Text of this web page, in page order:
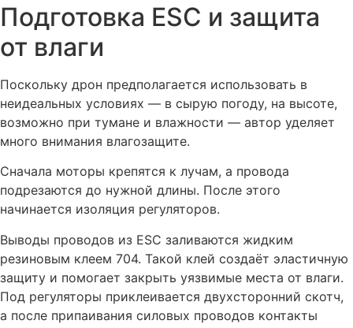
Подготовка ESC и защита
от влаги
Поскольку дрон предполагается использовать в
неидеальных условиях — в сырую погоду, на высоте,
возможно при тумане и влажности — автор уделяет
много внимания влагозащите.
Сначала моторы крепятся к лучам, а провода
подрезаются до нужной длины. После этого
начинается изоляция регуляторов.
Выводы проводов из ESC заливаются жидким
резиновым клеем 704. Такой клей создаёт эластичную
защиту и помогает закрыть уязвимые места от влаги.
Под регуляторы приклеивается двухсторонний скотч,
а после припаивания силовых проводов контакты